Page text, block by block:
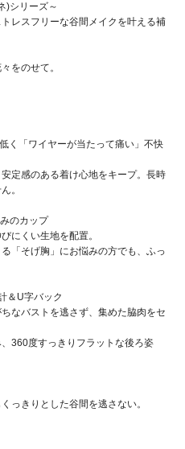
)シリーズ～
レスフリーな谷間メイクを叶える補
をのせて。
く「ワイヤーが当たって痛い」不快
定感のある着け心地をキープ。長時
。
のカップ
にくい生地を配置。
「そげ胸」にお悩みの方でも、ふっ
＆U字バック
なバストを逃さず、集めた脇肉をセ
360度すっきりフラットな後ろ姿
っきりとした谷間を逃さない。